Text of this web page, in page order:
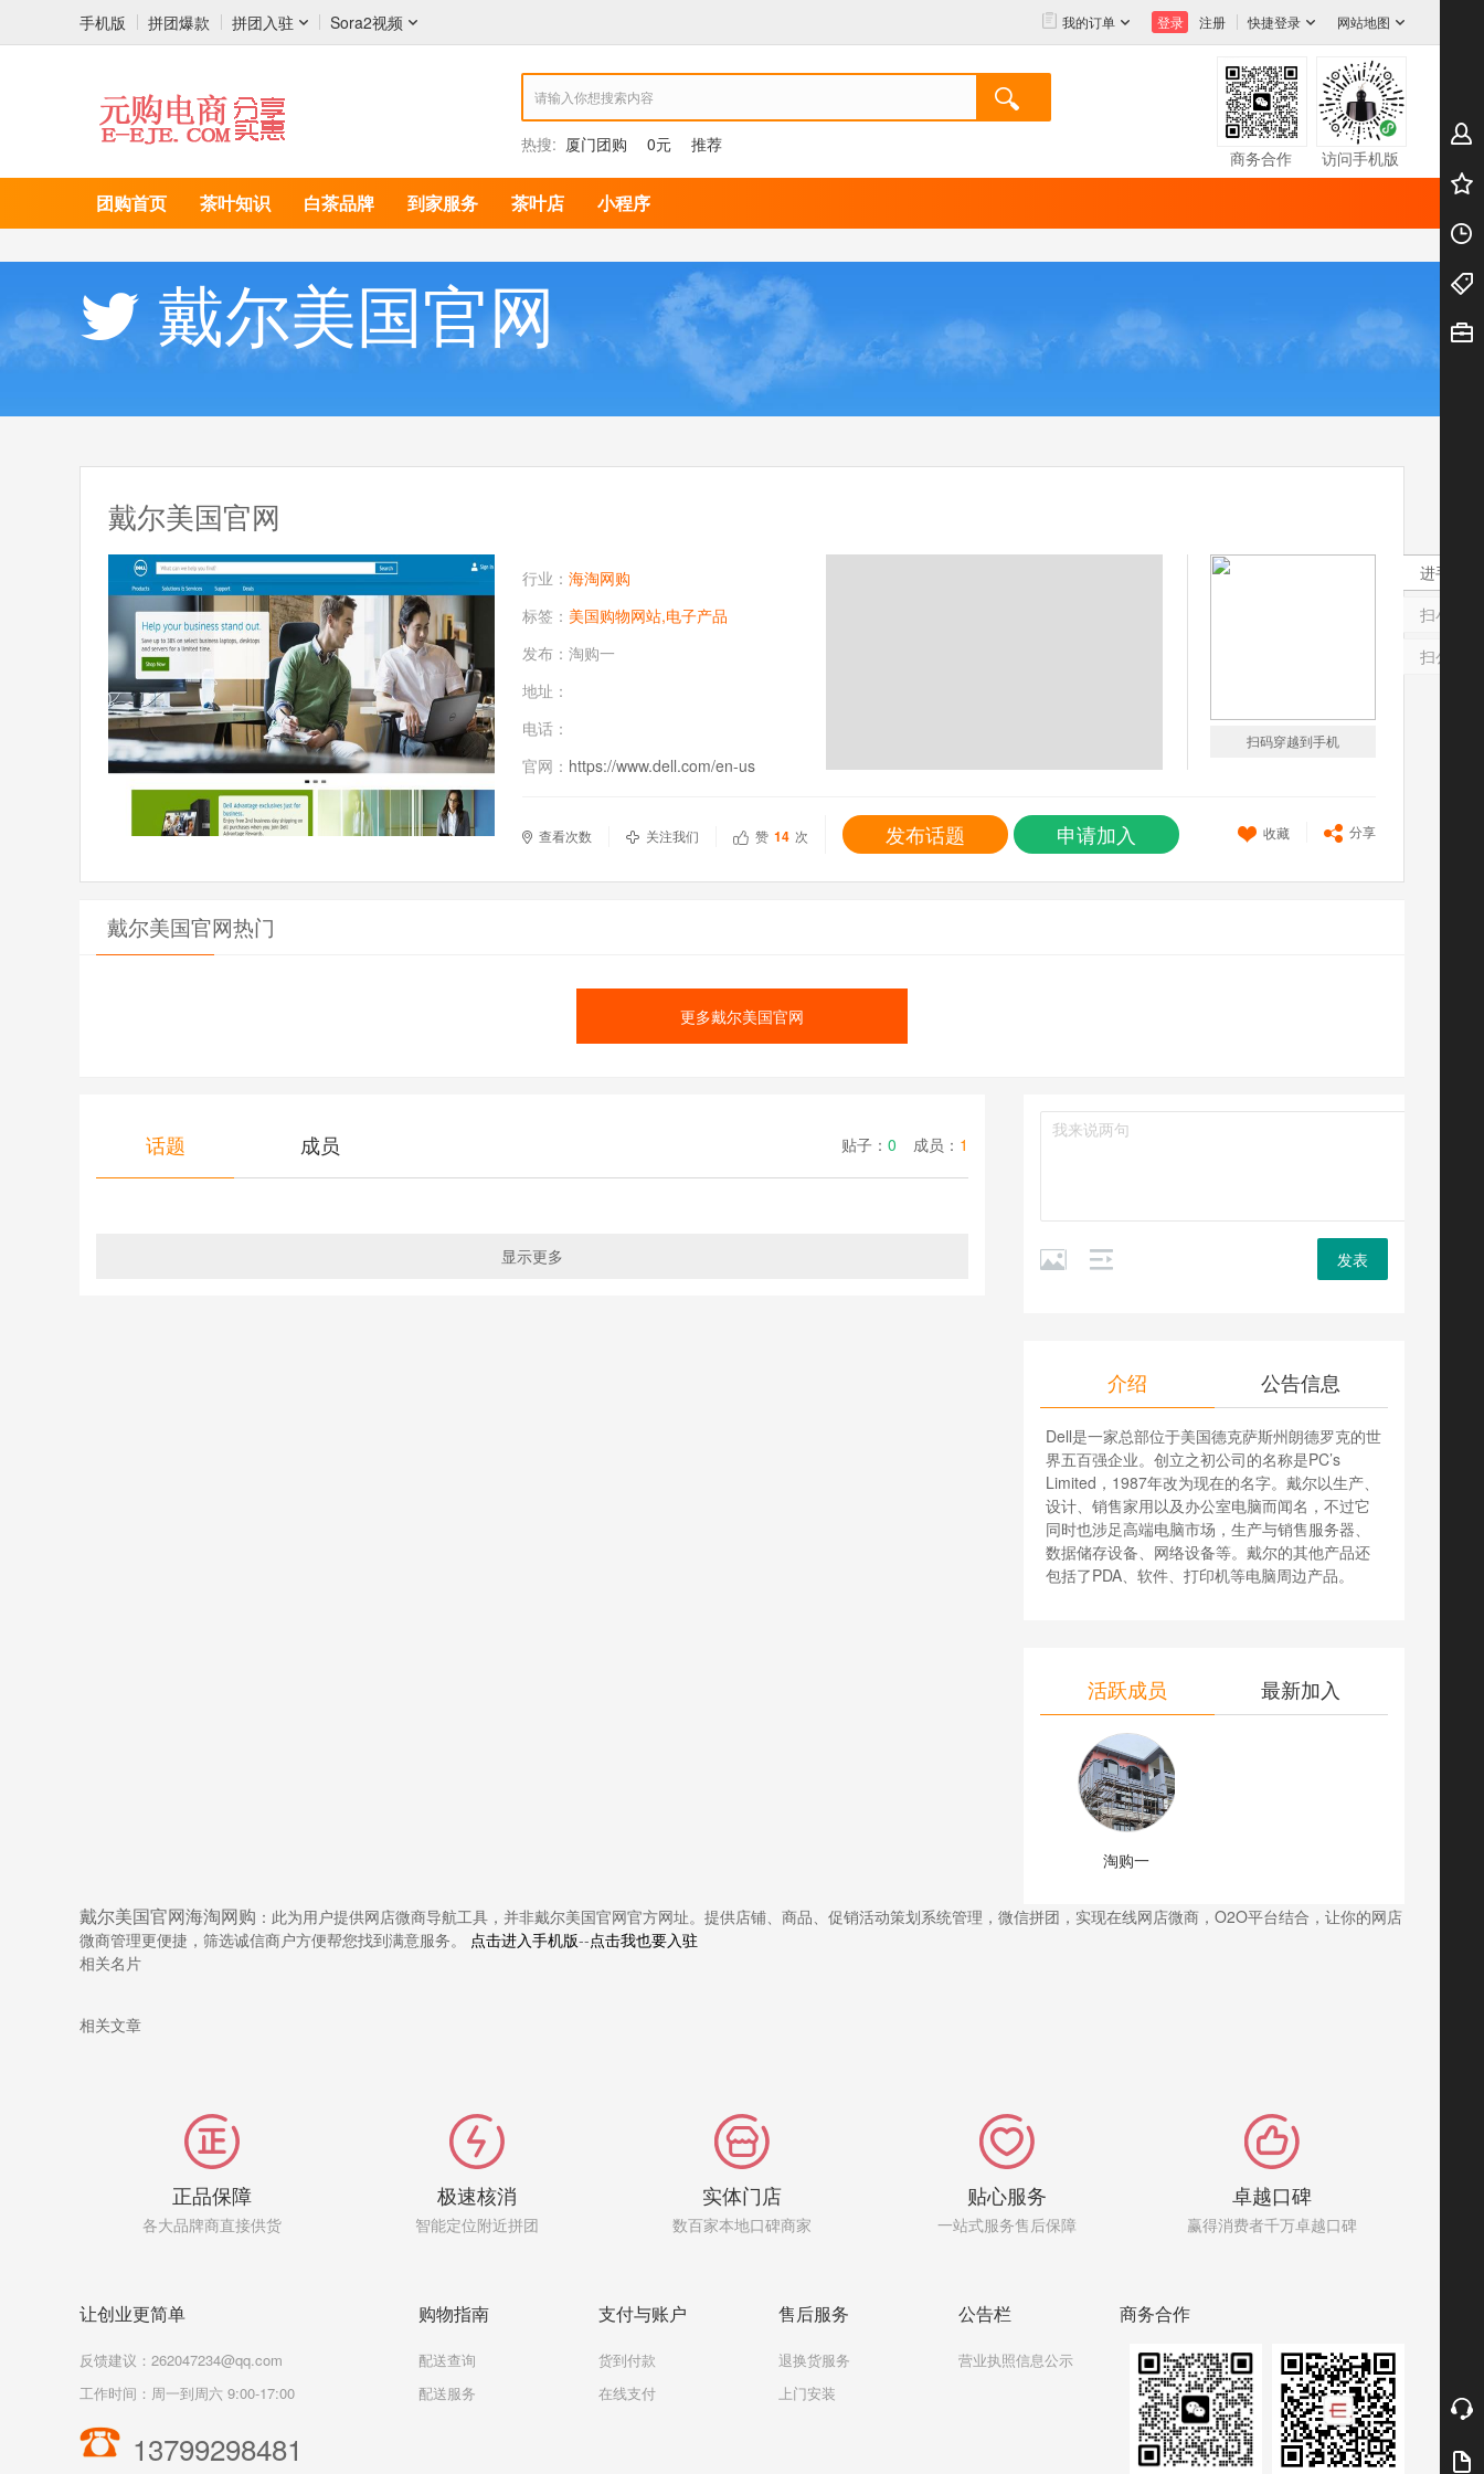
手机版 拼团爆款 拼团入驻 Sora2视频 网站地图
注册 快捷登录
我的订单
商务合作 访问手机版
热搜: 厦门团购 0元 推荐
团购首页 茶叶知识 白茶品牌 到家服务 茶叶店 小程序
戴尔美国官网
戴尔美国官网
行业： 海淘网购
标签： 美国购物网站,电子产品
发布： 淘购一
地址：
电话：
官网： https://www.dell.com/en-us
进手机版
扫小程序
扫公众号
扫码穿越到手机
查看次数 关注我们 赞 14 次 发布话题 申请加入 收藏 分享
戴尔美国官网热门
更多戴尔美国官网
话题 成员 贴子： 0 成员： 1
显示更多 发表
介绍 公告信息
Dell是一家总部位于美国德克萨斯州朗德罗克的世
界五百强企业。创立之初公司的名称是PC’s
Limited，1987年改为现在的名字。戴尔以生产、
设计、销售家用以及办公室电脑而闻名，不过它
同时也涉足高端电脑市场，生产与销售服务器、
数据储存设备、网络设备等。戴尔的其他产品还
包括了PDA、软件、打印机等电脑周边产品。
活跃成员 最新加入
淘购一
戴尔美国官网海淘网购 ：此为用户提供网店微商导航工具，并非戴尔美国官网官方网址。提供店铺、商品、促销活动策划系统管理，微信拼团，实现在线网店微商，O2O平台结合，让你的网店
微商管理更便捷，筛选诚信商户方便帮您找到满意服务。 点击进入手机版--点击我也要入驻
相关名片
相关文章
正品保障
各大品牌商直接供货
极速核消
智能定位附近拼团
实体门店
数百家本地口碑商家
贴心服务
一站式服务售后保障
卓越口碑
赢得消费者千万卓越口碑
让创业更简单
反馈建议：262047234@qq.com
工作时间：周一到周六 9:00-17:00
13799298481
购物指南
配送查询
配送服务
支付与账户
货到付款
在线支付
售后服务
退换货服务
上门安装
公告栏
营业执照信息公示
商务合作